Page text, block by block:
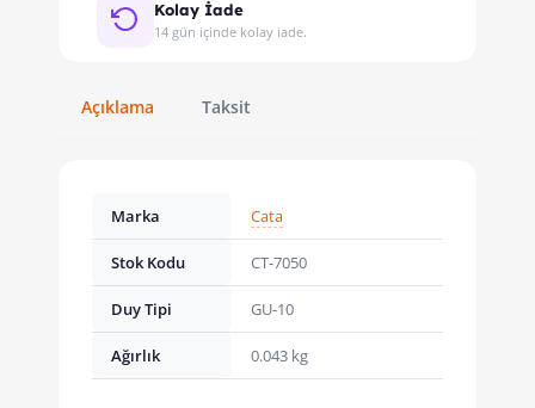
Kolay İade
14 gün içinde kolay iade.
Açıklama Taksit
Marka Cata
Stok Kodu CT-7050
Duy Tipi GU-10
Ağırlık 0.043 kg